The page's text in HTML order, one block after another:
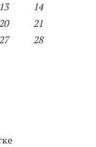
13
14
21
28